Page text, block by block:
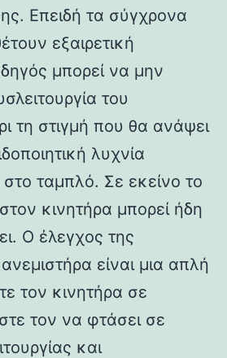
Επειδή τα σύγχρονα
εξαιρετική
μπορεί να μην
του
τη στιγμή που θα ανάψει
λυχνία
ταμπλό. Σε εκείνο το
κινητήρα μπορεί ήδη
Ο έλεγχος της
είναι μια απλή
τον κινητήρα σε
τον να φτάσει σε
και